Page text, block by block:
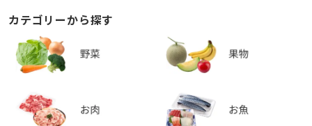
カテゴリーから探す